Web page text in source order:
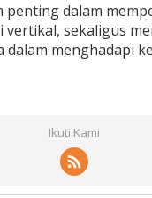
penting dalam
sekaligus
menghadapi
Ikuti Kami